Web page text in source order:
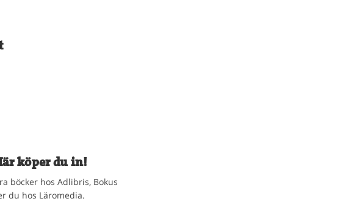
köper du in!
böcker hos Adlibris, Bokus
du hos Läromedia.